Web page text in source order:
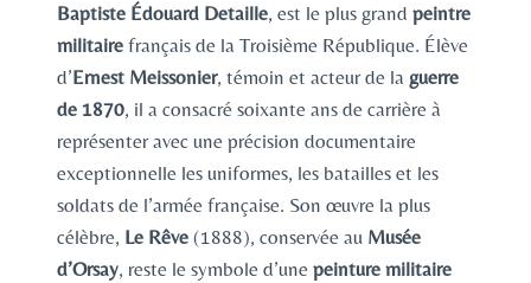
Baptiste Édouard Detaille, est le plus grand peintre
militaire français de la Troisième République. Élève
d’Ernest Meissonier, témoin et acteur de la guerre
de 1870, il a consacré soixante ans de carrière à
représenter avec une précision documentaire
exceptionnelle les uniformes, les batailles et les
soldats de l’armée française. Son œuvre la plus
célèbre, Le Rêve (1888), conservée au Musée
d’Orsay, reste le symbole d’une peinture militaire